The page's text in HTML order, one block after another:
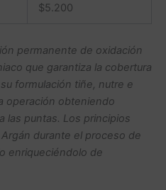
$5.200
permanente de oxidación
que garantiza la cobertura
formulación tiñe, nutre e
operación obteniendo
las puntas. Los principios
durante el proceso de
enriqueciéndolo de